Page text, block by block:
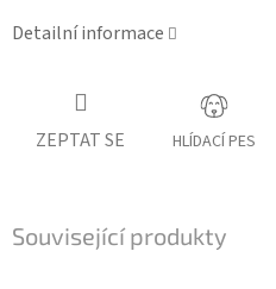
Detailní informace
ZEPTAT SE HLÍDACÍ PES
Související produkty